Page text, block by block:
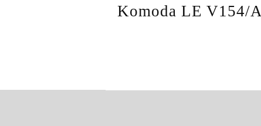
Komoda LE V154/A